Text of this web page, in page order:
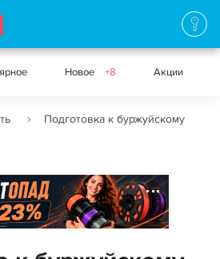
Новое +8 Акции
Подготовка к буржуйскому